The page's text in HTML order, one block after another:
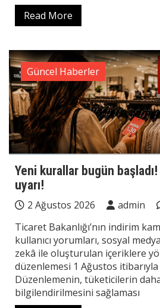
Read More
Güncel Haberler
Yeni kurallar bugün başladı!
uyarı!
2 Ağustos 2026 admin
Ticaret Bakanlığı’nın indirim
kullanıcı yorumları, sosyal
zekâ ile oluşturulan içeriklere
düzenlemesi 1 Ağustos
Düzenlemenin, tüketicilerin
bilgilendirilmesini sağlaması